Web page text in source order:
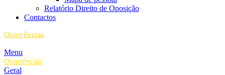
Relatório Direito de Oposição
Contactos
Ocorrências
Menu
Ocorrências
Geral